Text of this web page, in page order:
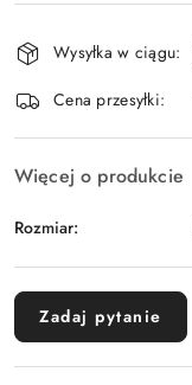
i
dostawa
Wysyłka w ciągu:
Cena przesyłki:
Więcej o produkcie
Rozmiar:
Zadaj pytanie